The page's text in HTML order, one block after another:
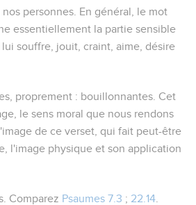
nos personnes. En général, le mot
essentiellement la partie sensible
souffre, jouit, craint, aime, désire
, proprement : bouillonnantes . Cet
le sens moral que nous rendons
de ce verset, qui fait peut-être
l'image physique et son application
. Comparez Psaumes 7.3 ; 22.14